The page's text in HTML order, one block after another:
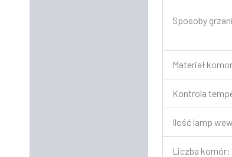
Sposoby
Materiał
Kontrola
Ilość lamp
Liczba komór: